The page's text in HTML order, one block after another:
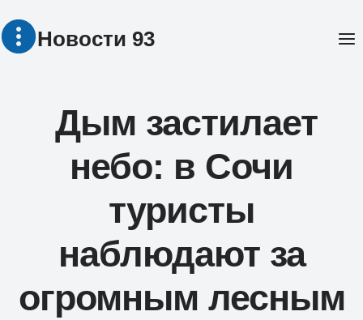
Перейти
Новости 93
Дым застилает
небо: в Сочи
туристы
наблюдают за
огромным лесным